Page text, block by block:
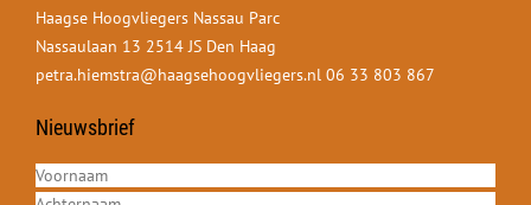
Haagse Hoogvliegers Nassau Parc
Nassaulaan 13 2514 JS Den Haag
petra.hiemstra@haagsehoogvliegers.nl 06 33 803 867
Nieuwsbrief